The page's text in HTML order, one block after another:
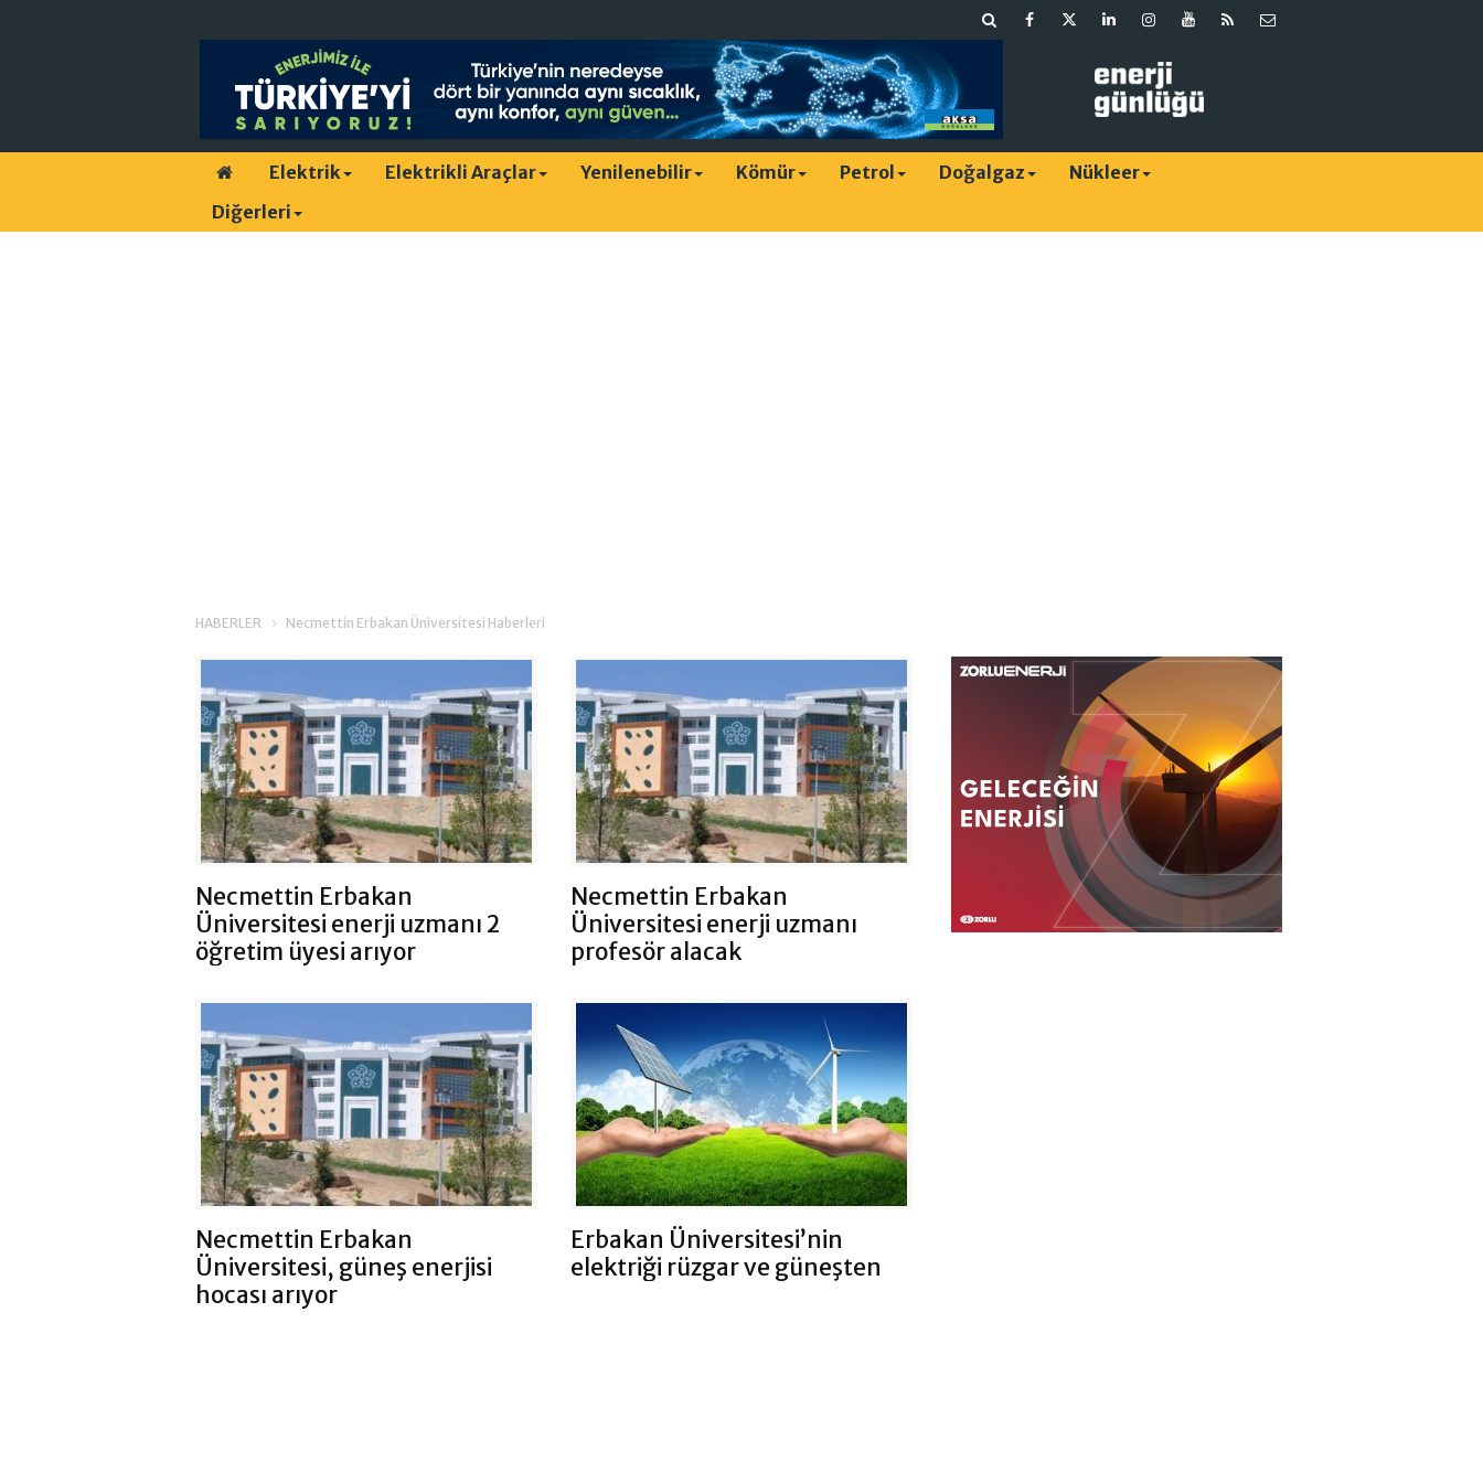
Elektrik Elektrikli Araçlar Yenilenebilir Kömür Petrol Doğalgaz
Nükleer
Diğerleri
HABERLER Necmettin Erbakan Üniversitesi Haberleri
Necmettin Erbakan
Üniversitesi enerji uzmanı 2
öğretim üyesi arıyor
Necmettin Erbakan
Üniversitesi enerji uzmanı
profesör alacak
Necmettin Erbakan
Üniversitesi, güneş enerjisi
hocası arıyor
Erbakan Üniversitesi’nin
elektriği rüzgar ve güneşten